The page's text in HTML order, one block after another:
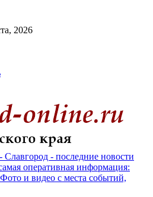
2026
Славгород - последние новости
оперативная информация:
и видео с места событий,